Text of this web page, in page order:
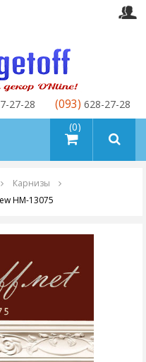
товаров (0)
27-28 (093) 628-27-28
Карнизы
HM-13075